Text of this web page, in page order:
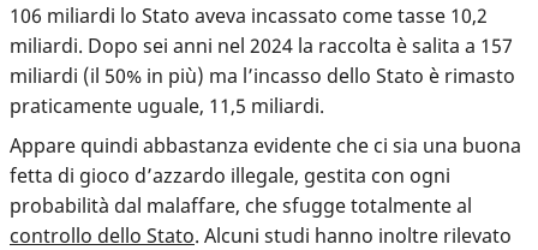
106 miliardi lo Stato aveva incassato come tasse 10,2
miliardi. Dopo sei anni nel 2024 la raccolta è salita a 157
miliardi (il 50% in più) ma l’incasso dello Stato è rimasto
praticamente uguale, 11,5 miliardi.
Appare quindi abbastanza evidente che ci sia una buona
fetta di gioco d’azzardo illegale, gestita con ogni
probabilità dal malaffare, che sfugge totalmente al
controllo dello Stato. Alcuni studi hanno inoltre rilevato